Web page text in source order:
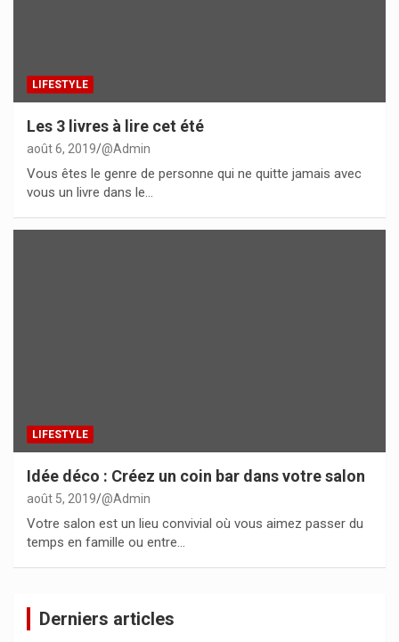
LIFESTYLE
Les 3 livres à lire cet été
août 6, 2019 @Admin
Vous êtes le genre de personne qui ne quitte jamais avec
vous un livre dans le…
LIFESTYLE
Idée déco : Créez un coin bar dans votre salon
août 5, 2019 @Admin
Votre salon est un lieu convivial où vous aimez passer du
temps en famille ou entre…
Derniers articles